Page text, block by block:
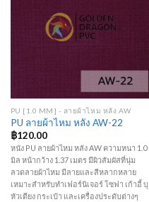
Wishlist
PU [1.0 MM] - ลายผ้าไหม หลัง AW
PU ลายผ้าไหม หลัง AW-22
฿120.00
หนัง PU ลายผ้าไหม หลัง AW ความหนา 1.0
มิล หน้ากว้าง 1.37 เมตร มีผิวสัมผัสที่นุ่ม
ลวดลายผ้าไหม มีลายและสีหลากหลาย
เหมาะสำหรับทำเฟอร์นิเจอร์ โซฟา เก้าอี้ บุ
หัวเตียง กระเป๋า และเครื่องประดับต่างๆ